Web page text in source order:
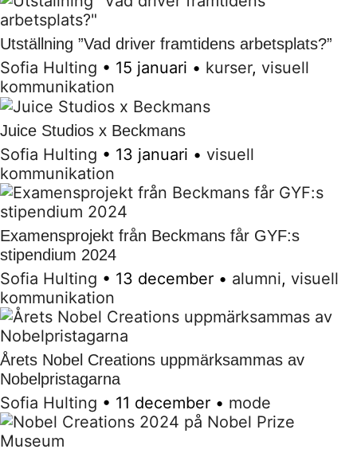
Utställning ”Vad driver framtidens arbetsplats?”
Sofia Hulting • 15 januari • kurser, visuell
kommunikation
Juice Studios x Beckmans
Sofia Hulting • 13 januari • visuell
kommunikation
Examensprojekt från Beckmans får GYF:s
stipendium 2024
Sofia Hulting • 13 december • alumni, visuell
kommunikation
Årets Nobel Creations uppmärksammas av
Nobelpristagarna
Sofia Hulting • 11 december • mode